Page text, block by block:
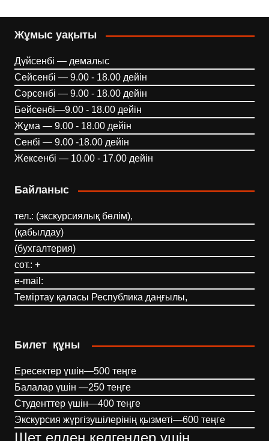
Жұмыс уақыты
Дүйсенбі — демалыс
Сейсенбі — 9.00 - 18.00 дейін
Сәрсенбі — 9.00 - 18.00 дейін
Бейсенбі—9.00 - 18.00 дейін
Жұма — 9.00 - 18.00 дейін
Сенбі — 9.00 -18.00 дейін
Жексенбі — 10.00 - 17.00 дейін
Байланыс
тел.: (экскурсиялық бөлім),
(қабылдау)
(бухгалтерия)
сот.: +
e-mail:
Теміртау қаласы Республика даңғылы,
Билет құны
Ересектер үшін—500 теңге
Балалар үшін —250 теңге
Студенттер үшін—400 теңге
Экскурсия жүргізушілерінің қызметі—600 теңге